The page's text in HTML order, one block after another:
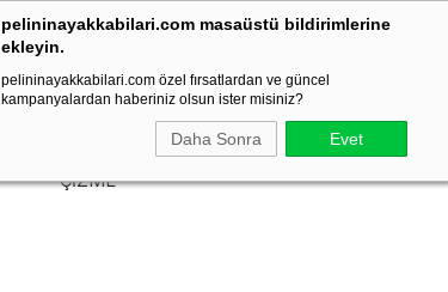
pelininayakkabilari.com masaüstü bildirimlerine
ekleyin.
pelininayakkabilari.com özel fırsatlardan ve güncel
kampanyalardan haberiniz olsun ister misiniz?
Daha Sonra Evet
ÇİZME
STİLETTO MAKOSEN